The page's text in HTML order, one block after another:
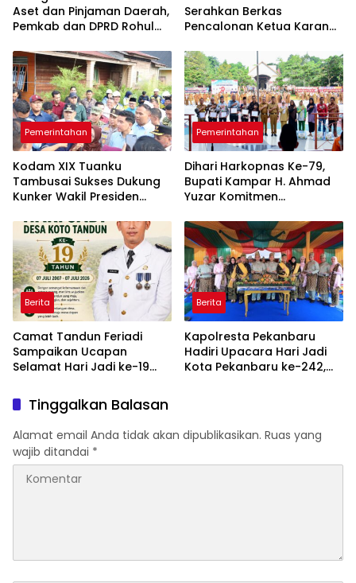
Aset dan Pinjaman Daerah,
Pemkab dan DPRD Rohul
Serahkan Berkas
Pencalonan Ketua Karang
Pemerintahan
Kodam XIX Tuanku
Tambusai Sukses Dukung
Kunker Wakil Presiden
Jadi Sorotan Utama
Pemerintahan
Dihari Harkopnas Ke-79,
Bupati Kampar H. Ahmad
Yuzar Komitmen
Rakyat Berbasis Koperasi
Berita
Camat Tandun Feriadi
Sampaikan Ucapan
Selamat Hari Jadi ke-19
Berita
Kapolresta Pekanbaru
Hadiri Upacara Hari Jadi
Kota Pekanbaru ke-242,
Tinggalkan Balasan
Alamat email Anda tidak akan dipublikasikan. Ruas yang
wajib ditandai *